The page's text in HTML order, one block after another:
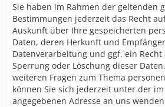
Sie haben im Rahmen der geltenden
Bestimmungen jederzeit das Recht
Auskunft über Ihre gespeicherten
Daten, deren Herkunft und
Datenverarbeitung und ggf. ein
Sperrung oder Löschung dieser
weiteren Fragen zum Thema
können Sie sich jederzeit unter der
angegebenen Adresse an uns